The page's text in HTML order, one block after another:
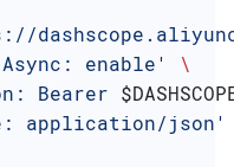
Async: enable'
\
Bearer
application/json'